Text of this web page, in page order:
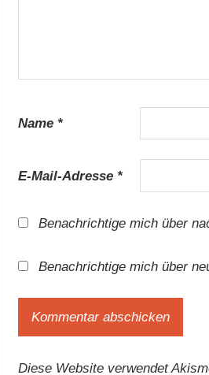
Name *
E-Mail-Adresse *
Benachrichtige mich über
Benachrichtige mich über
Diese Website verwendet